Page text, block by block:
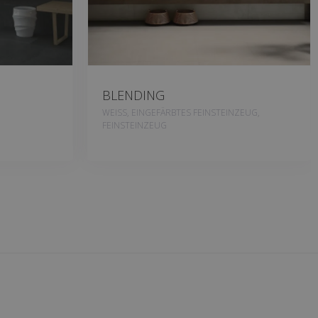
BLENDING
WEISS, EINGEFÄRBTES FEINSTEINZEUG,
FEINSTEINZEUG